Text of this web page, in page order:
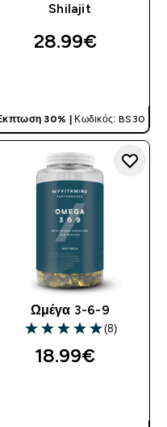
Shilajit
28.99€‎
30% | Κωδικός: BS30
Ωμέγα 3-6-9
5 out of 5 stars
(8)
18.99€‎